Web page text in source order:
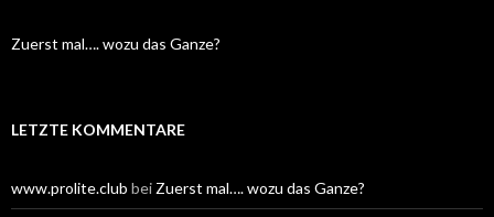
c
Zuerst mal…. wozu das Ganze?
LETZTE KOMMENTARE
www.prolite.club bei Zuerst mal…. wozu das Ganze?